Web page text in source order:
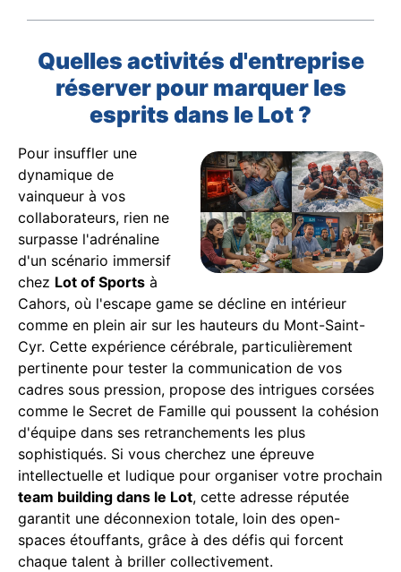
Quelles activités d'entreprise
réserver pour marquer les
esprits dans le Lot ?
Pour insuffler une
dynamique de
vainqueur à vos
collaborateurs, rien ne
surpasse l'adrénaline
d'un scénario immersif
chez Lot of Sports à
Cahors, où l'escape game se décline en intérieur
comme en plein air sur les hauteurs du Mont-Saint-
Cyr. Cette expérience cérébrale, particulièrement
pertinente pour tester la communication de vos
cadres sous pression, propose des intrigues corsées
comme le Secret de Famille qui poussent la cohésion
d'équipe dans ses retranchements les plus
sophistiqués. Si vous cherchez une épreuve
intellectuelle et ludique pour organiser votre prochain
team building dans le Lot, cette adresse réputée
garantit une déconnexion totale, loin des open-
spaces étouffants, grâce à des défis qui forcent
chaque talent à briller collectivement.